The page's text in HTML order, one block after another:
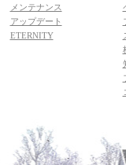
メンテナンス
アップデート
ETERNITY